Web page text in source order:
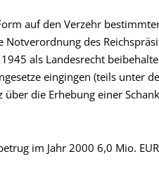
auf den Verzehr
Notverordnung des
als Landesrecht
eingingen (teils unter
über die Erhebung einer
im Jahr 2000 6,0 Mio.